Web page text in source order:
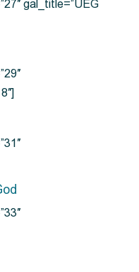
gal_title=”UEG